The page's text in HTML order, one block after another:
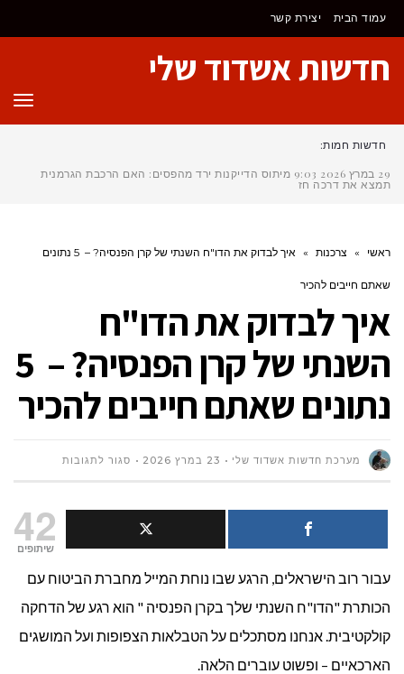
לתוכן
עמוד הבית יצירת קשר
חדשות אשדוד שלי
חדשות חמות:
29 במרץ 2026
9:03 מיתוס הדייקנות ירד מהפסים: האם הרכבת הגרמנית
תמצא את דרכה חזרה ל
ראשי » צרכנות » איך לבדוק את הדו"ח השנתי של קרן הפנסיה? – 5 נתונים
שאתם חייבים להכיר
איך לבדוק את הדו"ח
השנתי של קרן הפנסיה? – 5
נתונים שאתם חייבים להכיר
מערכת חדשות אשדוד שלי 23 במרץ 2026 סגור לתגובותעל
לבדוק
את
42
שיתופים
עבור רוב הישראלים, הרגע שבו נוחת המייל מחברת הביטוח עם
הכותרת "הדו"ח השנתי שלך בקרן הפנסיה " הוא רגע של הדחקה
קולקטיבית. אנחנו מסתכלים על הטבלאות הצפופות ועל המושגים
הארכאיים – ופשוט עוברים הלאה.